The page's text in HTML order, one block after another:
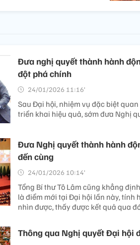
Đưa nghị quyết thành hành
đột phá chính
24/01/2026 11:16’
Sau Đại hội, nhiệm vụ đặc biệt
triển khai hiệu quả, sớm đưa Nghị
Đưa Nghị quyết thành hành
đến cùng
24/01/2026 10:14’
Tổng Bí thư Tô Lâm cũng khẳng
là điểm mới tại Đại hội lần này, tính
nhìn được, thấy được kết quả qua
Thông qua Nghị quyết Đại hội